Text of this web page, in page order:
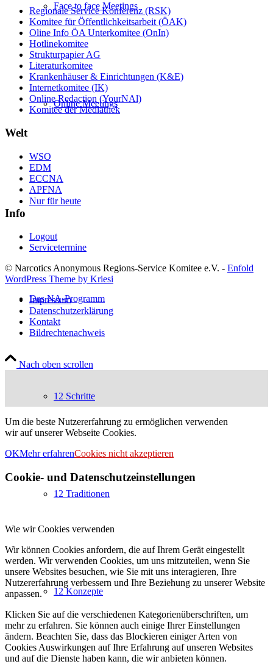
Face to face Meetings
Online Meetings
Nur für heute
Das NA-Programm
12 Schritte
12 Traditionen
12 Konzepte
Regionale Service Konferenz (RSK)
Komitee für Öffentlichkeitsarbeit (ÖAK)
Oline Info ÖA Unterkomitee (OnIn)
Hotlinekomitee
Strukturpapier AG
Literaturkomitee
Krankenhäuser & Einrichtungen (K&E)
Internetkomitee (IK)
Online Redaction (YourNAl)
Komitee der Mediathek
Welt
WSO
EDM
ECCNA
APFNA
Info
Logout
Servicetermine
© Narcotics Anonymous Regions-Service Komitee e.V. - Enfold
WordPress Theme by Kriesi
Impressum
Datenschutzerklärung
Kontakt
Bildrechtenachweis
Nach oben scrollen
Um die beste Nutzererfahrung zu ermöglichen verwenden
wir auf unserer Webseite Cookies.
OKMehr erfahrenCookies nicht akzeptieren
Cookie- und Datenschutzeinstellungen
Wie wir Cookies verwenden
Wir können Cookies anfordern, die auf Ihrem Gerät eingestellt
werden. Wir verwenden Cookies, um uns mitzuteilen, wenn Sie
unsere Websites besuchen, wie Sie mit uns interagieren, Ihre
Nutzererfahrung verbessern und Ihre Beziehung zu unserer Website
anpassen.
Klicken Sie auf die verschiedenen Kategorienüberschriften, um
mehr zu erfahren. Sie können auch einige Ihrer Einstellungen
ändern. Beachten Sie, dass das Blockieren einiger Arten von
Cookies Auswirkungen auf Ihre Erfahrung auf unseren Websites
und auf die Dienste haben kann, die wir anbieten können.